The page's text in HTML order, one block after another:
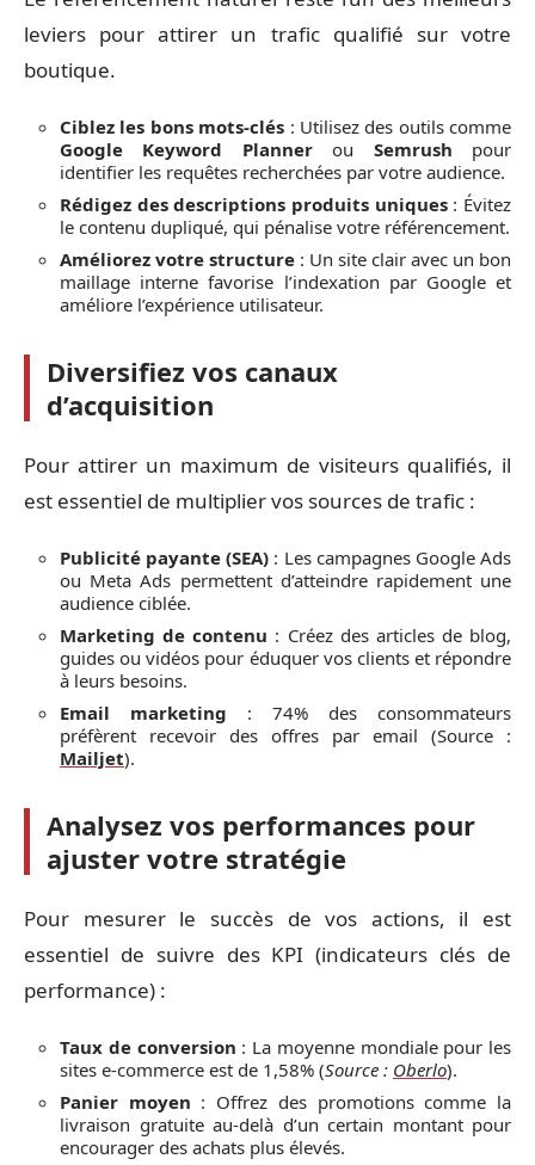
leviers pour attirer un trafic qualifié sur votre
boutique.
Ciblez les bons mots-clés : Utilisez des outils comme
Google Keyword Plannerou Semrush pour
identifier les requêtes recherchées par votre audience.
Rédigez des descriptions produits uniques: Évitez
le contenu dupliqué, qui pénalise votre référencement.
Améliorez votre structure : Un site clair avec un bon
maillage interne favorise l’indexation par Google et
améliore l’expérience utilisateur.
Diversifiez vos canaux
d’acquisition
Pour attirer un maximum de visiteurs qualifiés, il
est essentiel de multiplier vos sources de trafic :
Publicité payante (SEA) : Les campagnes Google Ads
ou Meta Ads permettent d’atteindre rapidement une
audience ciblée.
Marketing de contenu : Créez des articles de blog,
guides ou vidéos pour éduquer vos clients et répondre
à leurs besoins.
Email marketing : 74% des consommateurs
préfèrent recevoir des offres par email (Source :
Mailjet).
Analysez vos performances pour
ajuster votre stratégie
Pour mesurer le succès de vos actions, il est
essentiel de suivre des KPI (indicateurs clés de
performance) :
Taux de conversion : La moyenne mondiale pour les
sites e-commerce est de 1,58% (Source : Oberlo).
Panier moyen : Offrez des promotions comme la
livraison gratuite au-delà d’un certain montant pour
encourager des achats plus élevés.